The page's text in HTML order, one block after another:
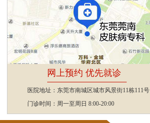
网上预约 优先就诊
医院地址：东莞市南城区城市风景街11栋111号
门诊时间：周一至周日 8:00-20:00